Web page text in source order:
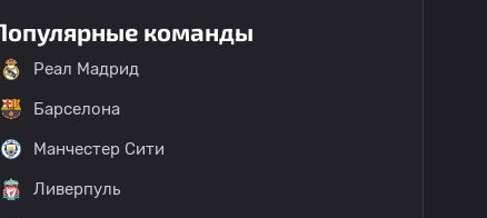
команды
Реал Мадрид
Барселона
Манчестер Сити
Ливерпуль